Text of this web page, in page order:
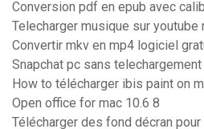
Conversion pdf en epub avec
Telecharger musique sur youtube
Convertir mkv en mp4 logiciel
Snapchat pc sans telechargement
How to télécharger ibis paint on
Open office for mac 10.6 8
Télécharger des fond décran